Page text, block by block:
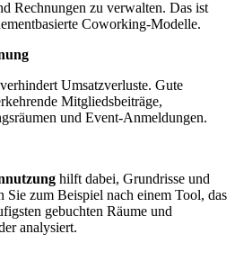
Rechnungen zu verwalten. Das ist
Coworking-Modelle.
Umsatzverluste. Gute
Mitgliedsbeiträge,
und Event-Anmeldungen.
hilft dabei, Grundrisse und
Sie zum Beispiel nach einem Tool, das
gebuchten Räume und
analysiert.